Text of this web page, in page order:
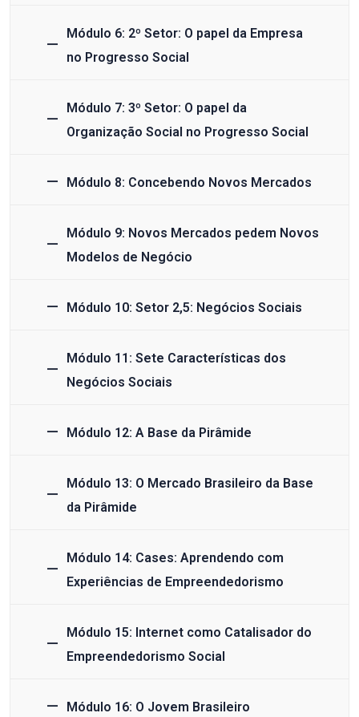
Módulo 6: 2º Setor: O papel da Empresa
no Progresso Social
Módulo 7: 3º Setor: O papel da
Organização Social no Progresso Social
Módulo 8: Concebendo Novos Mercados
Módulo 9: Novos Mercados pedem Novos
Modelos de Negócio
Módulo 10: Setor 2,5: Negócios Sociais
Módulo 11: Sete Características dos
Negócios Sociais
Módulo 12: A Base da Pirâmide
Módulo 13: O Mercado Brasileiro da Base
da Pirâmide
Módulo 14: Cases: Aprendendo com
Experiências de Empreendedorismo
Módulo 15: Internet como Catalisador do
Empreendedorismo Social
Módulo 16: O Jovem Brasileiro